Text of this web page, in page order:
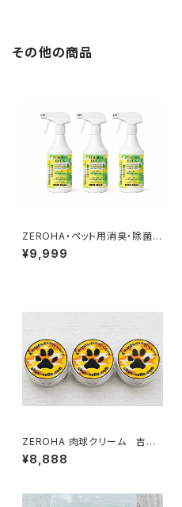
その他の商品
ZEROHA・ペット用消臭・除菌ス
プレー レモンユーカリタイ
プ 約520ml×3本セット
¥9,999
ZEROHA 肉球クリーム 吉野
ひのき香りタイプ 犬猫用 約
33g×3個セット
¥8,888